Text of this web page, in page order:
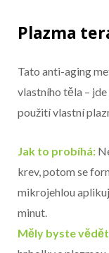
Plazma
Tato anti-aging
vlastního těla –
použití vlastní
Jak to probíhá:
krev, potom se
mikrojehlou
minut.
Měly byste